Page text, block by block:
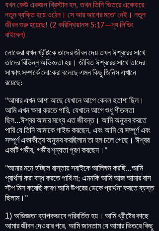
যখনকেউএকজনখ্রিস্টানহন,তখনতিনিভিতরেএকেবারে
নতুনব্যক্তিহয়েওঠেন । সেআরআগেরমতোনেই । নতুন
জীবনশুরুহয়েছে! (2 করিন্থিয়ানস 5:17—দ্যলিভিং
বাইবেল)
লোকেরাযখনখ্রীষ্টকেতাদেরজীবনদেয়তখনঈশ্বরেরসাথে
তাদেরবিভিন্নঅভিজ্ঞতাহয় । জীবিতঈশ্বরেরসাথেতাদের
সাক্ষাৎসম্পর্কেলোকেরাবলেছেএমনকিছুজিনিসএখানে
রয়েছে:
"আমারএখনআশাআছেযেখানেআগেকেবলহতাশাছিল।
আমিএখনক্ষমাকরতেপারি, যেখানেআগেশুধুশীতলতা
ছিল...ঈশ্বরআমারমধ্যেএতজীবন্ত। আমিঅনুভবকরতে
পারিযেতিনিআমাকেগাইডকরছেন, এবংআমিযেসম্পূর্ণএবং
সম্পূর্ণএকাকীত্বঅনুভবকরছিলামতাহলচলেগেছে। ঈশ্বর
একটিগভীর, গভীরশূন্যতাপূরণকরছেন। "
"আমারমনেহচ্ছিলরাস্তায়সবাইকেআলিঙ্গনকরছি...আমি
প্রার্থনাকরাবন্ধকরতেপারিনা; এমনকিআমিআজআমারবাস
স্টপমিসকরেছিকারণআমিউপরেরডেকেপ্রার্থনাকরতেব্যস্ত
ছিলাম। "
1) অভিজ্ঞতাব্যাপকভাবেপরিবর্তিতহয় । আমিখ্রীষ্টেরকাছে
আমারজীবনদেওয়ারপরে, আমিজানতামযেআমারভিতরেকিছু